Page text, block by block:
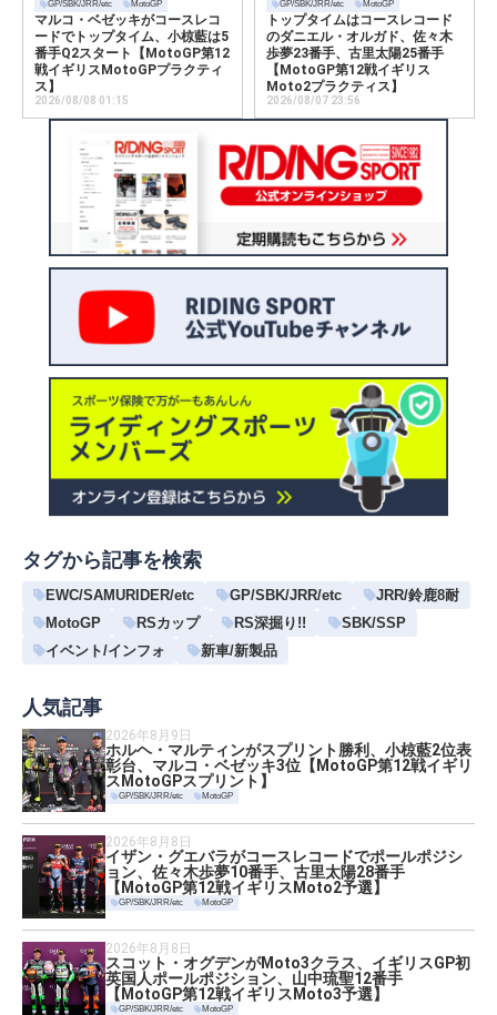
GP/SBK/JRR/etc MotoGP
マルコ・ベゼッキがコースレコ
ードでトップタイム、小椋藍は5
番手Q2スタート【MotoGP第12
戦イギリスMotoGPプラクティ
ス】
2026/08/08 01:15
GP/SBK/JRR/etc MotoGP
トップタイムはコースレコード
のダニエル・オルガド、佐々木
歩夢23番手、古里太陽25番手
【MotoGP第12戦イギリス
Moto2プラクティス】
2026/08/07 23:56
タグから記事を検索
EWC/SAMURIDER/etc GP/SBK/JRR/etc
JRR/鈴鹿8耐
MotoGP
RSカップ RS深掘り!!
SBK/SSP
イベント/インフォ
新車/新製品
人気記事
2026年8月9日
ホルヘ・マルティンがスプリント勝利、小椋藍2位表
彰台、マルコ・ベゼッキ3位【MotoGP第12戦イギリ
スMotoGPスプリント】
GP/SBK/JRR/etc MotoGP
2026年8月8日
イザン・グエバラがコースレコードでポールポジシ
ョン、佐々木歩夢10番手、古里太陽28番手
【MotoGP第12戦イギリスMoto2予選】
GP/SBK/JRR/etc MotoGP
2026年8月8日
スコット・オグデンがMoto3クラス、イギリスGP初
英国人ポールポジション、山中琉聖12番手
【MotoGP第12戦イギリスMoto3予選】
GP/SBK/JRR/etc MotoGP